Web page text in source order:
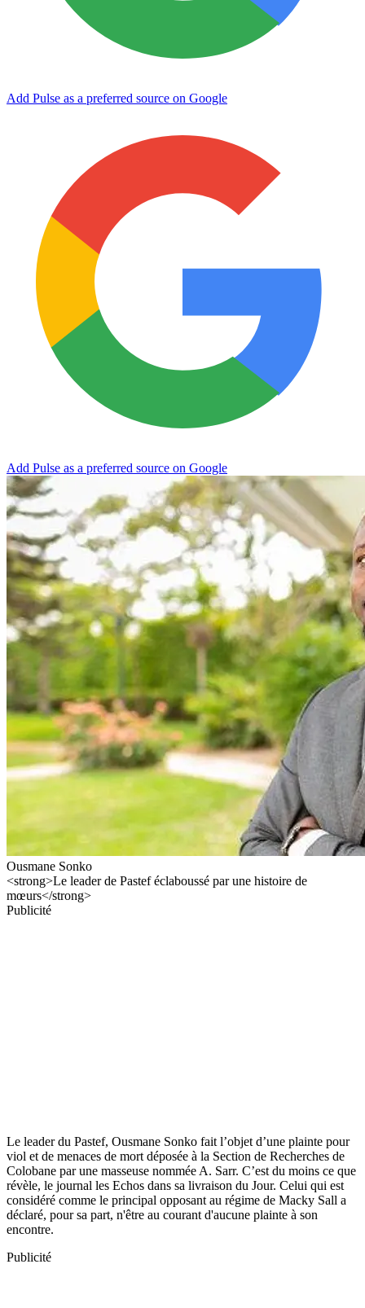
Add Pulse as a preferred source on Google
Add Pulse as a preferred source on Google
Ousmane Sonko
<strong>Le leader de Pastef éclaboussé par une histoire de
mœurs</strong>
Publicité
Le leader du Pastef, Ousmane Sonko fait l’objet d’une plainte pour
viol et de menaces de mort déposée à la Section de Recherches de
Colobane par une masseuse nommée A. Sarr. C’est du moins ce que
révèle, le journal les Echos dans sa livraison du Jour. Celui qui est
considéré comme le principal opposant au régime de Macky Sall a
déclaré, pour sa part, n'être au courant d'aucune plainte à son
encontre.
Publicité